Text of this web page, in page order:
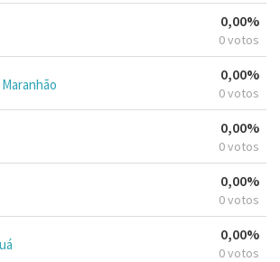
0,00%
0 votos
0,00%
0 votos
0,00%
0 votos
0,00%
0 votos
0,00%
0 votos